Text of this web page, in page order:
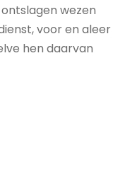
wezen
voor en aleer
hen daarvan